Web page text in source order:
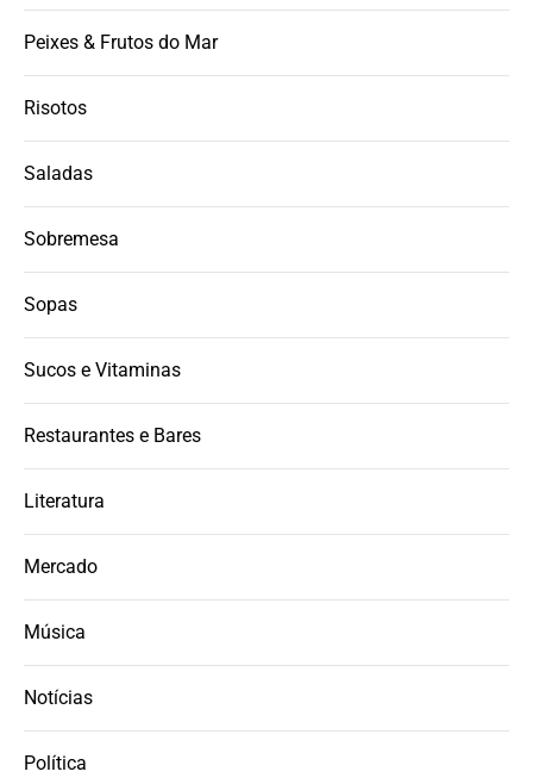
Peixes & Frutos do Mar
Risotos
Saladas
Sobremesa
Sopas
Sucos e Vitaminas
Restaurantes e Bares
Literatura
Mercado
Música
Notícias
Política